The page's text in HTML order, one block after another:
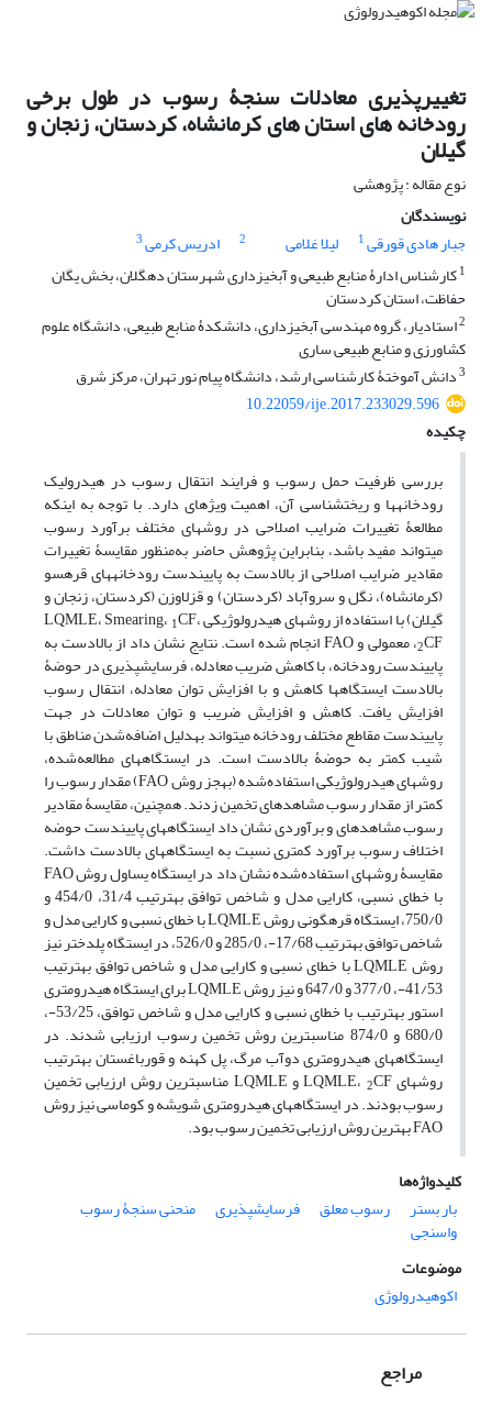
تغییرپذیری معادلات سنجۀ رسوب در طول برخی
رودخانه های استان های کرمانشاه، کردستان، زنجان و
گیلان
نوع مقاله : پژوهشی
نویسندگان
جبار هادی قورقی1 لیلا غلامی 2 ادریس کرمی3
1کارشناس ادارۀ منابع طبیعی و آبخیزداری شهرستان دهگلان، بخش یگان
حفاظت، استان کردستان
2استادیار، گروه مهندسی آبخیزداری، دانشکدۀ منابع طبیعی، دانشگاه علوم
کشاورزی و منابع طبیعی ساری
3دانش‏ آموختۀ کارشناسی ارشد، دانشگاه پیام نور تهران، مرکز شرق
10.22059/ije.2017.233029.596
چکیده
بررسی ظرفیت حمل رسوب و فرایند انتقال رسوب در هیدرولیک
رودخانه‏ها و ریخت‏شناسی آن، اهمیت ویژه‏ای دارد. با توجه به اینکه
مطالعۀ تغییرات ضرایب اصلاحی در روش‏های مختلف برآورد رسوب
می‏تواند مفید باشد، بنابراین پژوهش حاضر به‌‌منظور مقایسۀ تغییرات
مقادیر ضرایب اصلاحی از بالادست به پایین‏دست رودخانه‏های قره‏سو
(کرمانشاه)، نگل و سروآباد (کردستان) و قزل‏اوزن (کردستان، زنجان و
گیلان) با استفاده از روش‏های هیدرولوژیکی LQMLE، Smearing، 1CF،
2 CF، معمولی و FAO انجام شده است. نتایج نشان داد از بالادست به
پایین‏دست رودخانه، با کاهش ضریب معادله، فرسایش‏پذیری در حوضۀ
بالادست ایستگاه‏ها کاهش و با افزایش توان معادله، انتقال رسوب
افزایش یافت. کاهش و افزایش ضریب و توان معادلات در جهت
پایین‏دست مقاطع مختلف رودخانه می‏تواند به‏دلیل اضافه‌شدن مناطق با
شیب کمتر به حوضۀ بالادست است. در ایستگاه‏های مطالعه‌شده،
روش‏های هیدرولوژیکی استفاده‌شده (به‏جز روش FAO) مقدار رسوب را
کمتر از مقدار رسوب مشاهده‏ای تخمین زدند. همچنین، مقایسۀ مقادیر
رسوب مشاهده‏ای و برآوردی نشان داد ایستگاه‏های پایین‏دست حوضه
اختلاف رسوب برآورد کمتری نسبت به ایستگاه‏های بالادست داشت.
مقایسۀ روش‏های استفاده‌شده نشان داد در ایستگاه یساول روش FAO
با خطای نسبی، کارایی مدل و شاخص توافق به‏ترتیب 31/4، 454/0 و
750/0، ایستگاه قره‏گونی روش LQMLE با خطای نسبی و کارایی مدل و
شاخص توافق به‏ترتیب 17/68-، 285/0 و 526/0، در ایستگاه پل‏دختر نیز
روش LQMLE با خطای نسبی و کارایی مدل و شاخص توافق به‏ترتیب
41/53-، 377/0 و 647/0 و نیز روش LQMLE برای ایستگاه هیدرومتری
استور به‏ترتیب با خطای نسبی و کارایی مدل و شاخص توافق، 53/25-،
680/0 و 874/0 مناسب‏ترین روش تخمین رسوب ارزیابی شدند. در
ایستگاه‏های هیدرومتری دوآب ‏مرگ، پل ‏کهنه و قورباغستان به‏ترتیب
روش‏های LQMLE، 2 CF و LQMLE مناسب‏ترین روش ارزیابی تخمین
رسوب بودند. در ایستگاه‏های هیدرومتری شویشه و کوماسی نیز روش
FAO بهترین روش ارزیابی تخمین رسوب بود.
کلیدواژه‌ها
بار بستر
رسوب معلق فرسایش‏پذیری‌ منحنی سنجۀ رسوب
واسنجی
موضوعات
اکوهیدرولوژی
مراجع